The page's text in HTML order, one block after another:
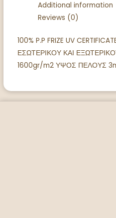
Additional information
Reviews (0)
100% P.P FRIZE UV
ΕΣΩΤΕΡΙΚΟΥ ΚΑΙ
1600gr/m2 ΥΨΟΣ ΠΕΛΟΥΣ